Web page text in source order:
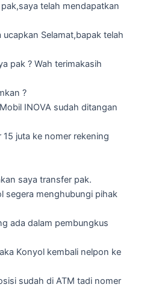
telah mendapatkan
Selamat,bapak telah
pak ? Wah terimakasih
?
INOVA sudah ditangan
juta ke nomer rekening
saya transfer pak.
segera menghubungi pihak
ada dalam pembungkus
Konyol kembali nelpon ke
sudah di ATM tadi nomer